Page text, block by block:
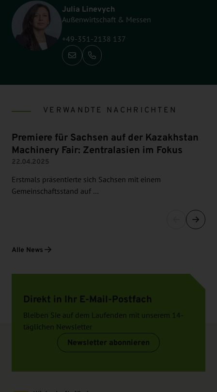
Julia Linevych
Außenwirtschaft & Messen
+49-351-2138 137
Anrufen: +49-351-2138 137
VERWANDTE NACHRICHTEN
Premiere für Sachsen auf der Kazakhstan
Machinery Fair: Zentralasien im Fokus
22.04.2025
Erstmals präsentierte sich Sachsen mit einem
Gemeinschaftsstand auf …
Alle News
Direkt in Ihr E-Mail-Postfach
Bleiben Sie auf dem Laufenden mit unserem 14-
täglichen Newsletter
Newsletter abonnieren